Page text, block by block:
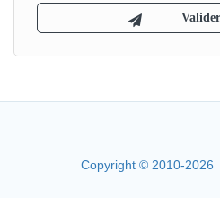
Copyright © 2010-2026